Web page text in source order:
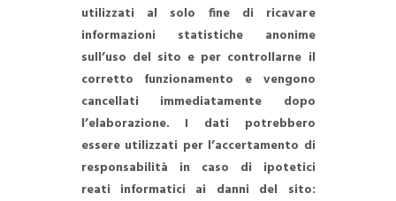
utilizzati al solo fine di ricavare
informazioni statistiche anonime
sull’uso del sito e per controllarne il
corretto funzionamento e vengono
cancellati immediatamente dopo
l’elaborazione. I dati potrebbero
essere utilizzati per l’accertamento di
responsabilità in caso di ipotetici
reati informatici ai danni del sito: